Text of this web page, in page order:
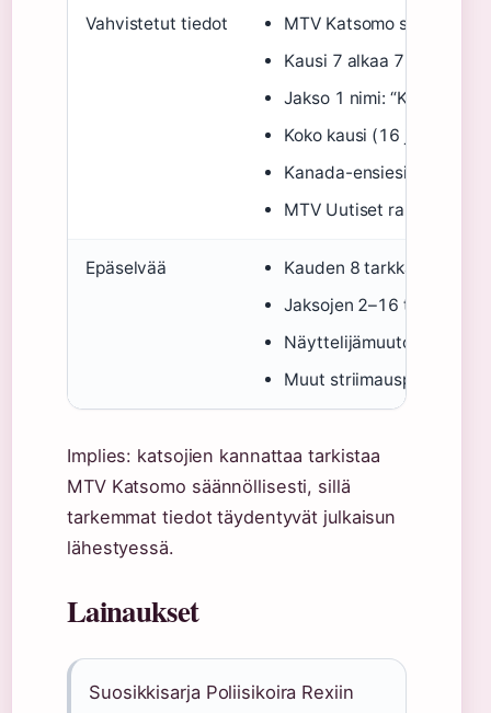
Vahvistetut tiedot
MTV Katsomo
Kausi 7 alkaa 7.10.2025
Jakso 1 nimi: “Koira ei ole
Koko kausi (16 jaksoa)
Kanada-ensiesitys
MTV Uutiset raportoi
Epäselvää
Kauden 8 tarkka Suomi-
Jaksojen 2–16 tarkat
Näyttelijämuutokset tai
Muut striimauspalvelut
Implies: katsojien kannattaa tarkistaa
MTV Katsomo säännöllisesti, sillä
tarkemmat tiedot täydentyvät julkaisun
lähestyessä.
Lainaukset
Suosikkisarja Poliisikoira Rexiin